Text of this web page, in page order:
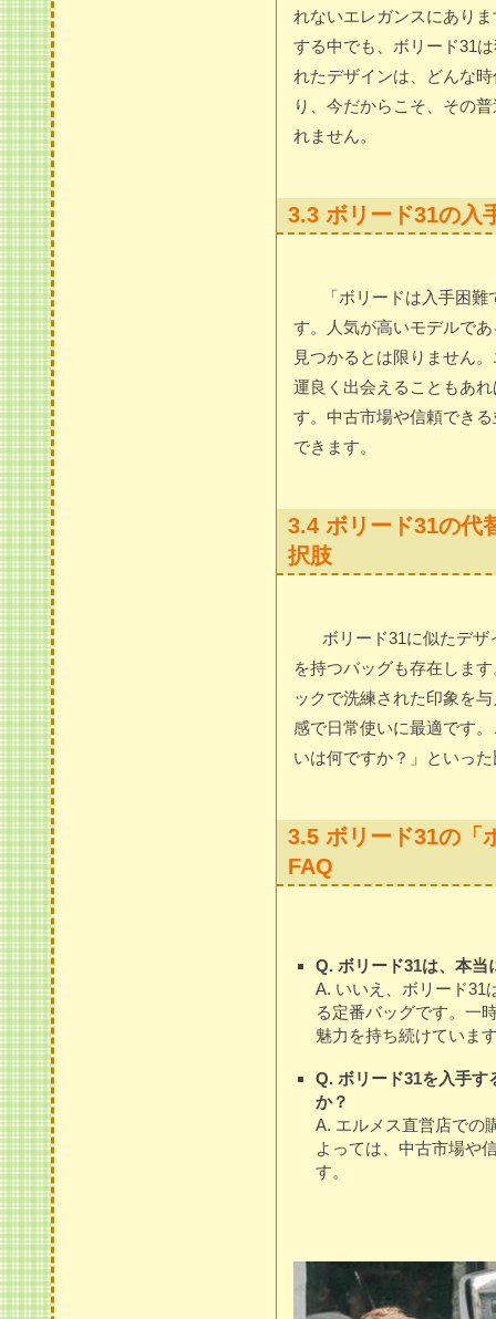
れないエレガンスにあり
する中でも、ボリード31
れたデザインは、どんな
り、今だからこそ、その
れません。
3.3 ボリード31の入
「ボリードは入手困
す。人気が高いモデルで
見つかるとは限りません
運良く出会えることもあ
す。中古市場や信頼でき
できます。
3.4 ボリード31の代
択肢
ボリード31に似たデ
を持つバッグも存在しま
ックで洗練された印象を
感で日常使いに最適です
いは何ですか？」といっ
3.5 ボリード31の「
FAQ
Q. ボリード31は、本当
A. いいえ、ボリード31
る定番バッグです。一
魅力を持ち続けていま
Q. ボリード31を入手す
か？
A. エルメス直営店での
よっては、中古市場や
す。